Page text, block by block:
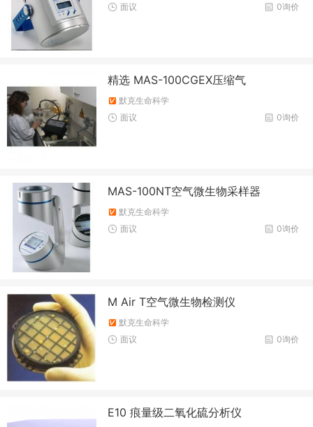
0询价
面议
精选 MAS-100CGEX压缩气
默克生命科学
0询价
面议
MAS-100NT空气微生物采样器
默克生命科学
0询价
面议
M Air T空气微生物检测仪
默克生命科学
0询价
面议
E10 痕量级二氧化硫分析仪